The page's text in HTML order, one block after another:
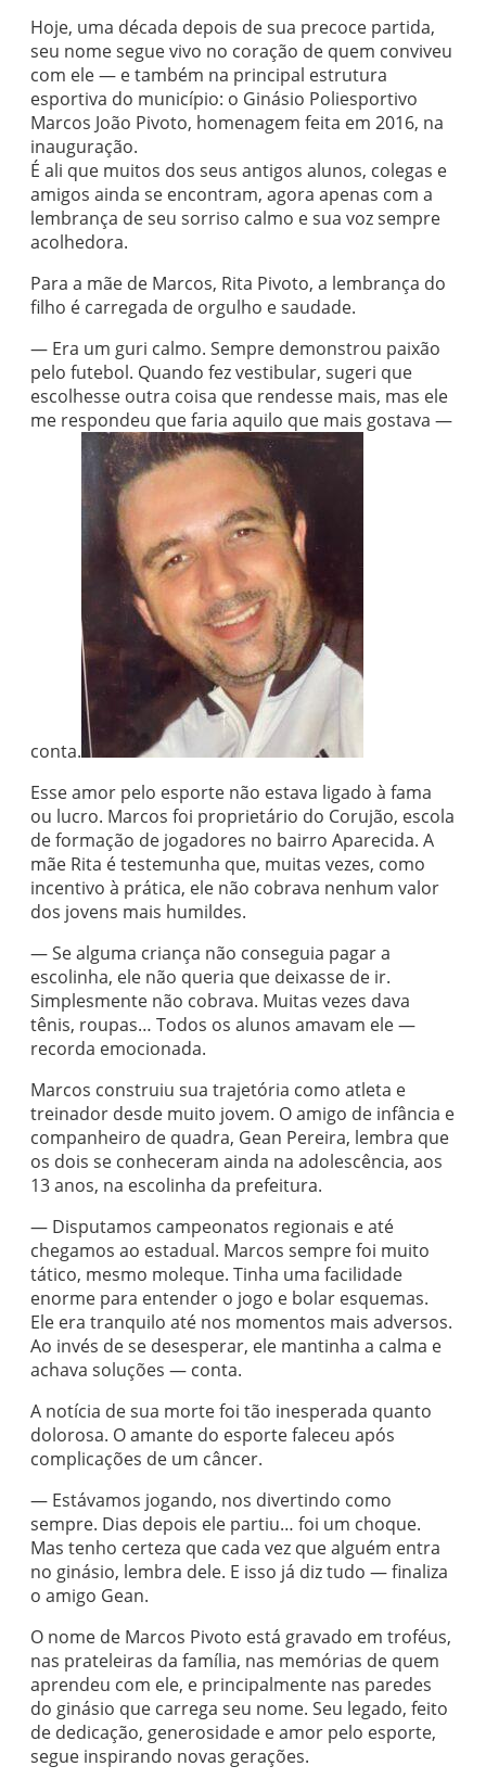
Hoje, uma década depois de sua precoce partida,
seu nome segue vivo no coração de quem conviveu
com ele — e também na principal estrutura
esportiva do município: o Ginásio Poliesportivo
Marcos João Pivoto, homenagem feita em 2016, na
inauguração.
É ali que muitos dos seus antigos alunos, colegas e
amigos ainda se encontram, agora apenas com a
lembrança de seu sorriso calmo e sua voz sempre
acolhedora.
Para a mãe de Marcos, Rita Pivoto, a lembrança do
filho é carregada de orgulho e saudade.
— Era um guri calmo. Sempre demonstrou paixão
pelo futebol. Quando fez vestibular, sugeri que
escolhesse outra coisa que rendesse mais, mas ele
me respondeu que faria aquilo que mais gostava —
conta.
Esse amor pelo esporte não estava ligado à fama
ou lucro. Marcos foi proprietário do Corujão, escola
de formação de jogadores no bairro Aparecida. A
mãe Rita é testemunha que, muitas vezes, como
incentivo à prática, ele não cobrava nenhum valor
dos jovens mais humildes.
— Se alguma criança não conseguia pagar a
escolinha, ele não queria que deixasse de ir.
Simplesmente não cobrava. Muitas vezes dava
tênis, roupas… Todos os alunos amavam ele —
recorda emocionada.
Marcos construiu sua trajetória como atleta e
treinador desde muito jovem. O amigo de infância e
companheiro de quadra, Gean Pereira, lembra que
os dois se conheceram ainda na adolescência, aos
13 anos, na escolinha da prefeitura.
— Disputamos campeonatos regionais e até
chegamos ao estadual. Marcos sempre foi muito
tático, mesmo moleque. Tinha uma facilidade
enorme para entender o jogo e bolar esquemas.
Ele era tranquilo até nos momentos mais adversos.
Ao invés de se desesperar, ele mantinha a calma e
achava soluções — conta.
A notícia de sua morte foi tão inesperada quanto
dolorosa. O amante do esporte faleceu após
complicações de um câncer.
— Estávamos jogando, nos divertindo como
sempre. Dias depois ele partiu… foi um choque.
Mas tenho certeza que cada vez que alguém entra
no ginásio, lembra dele. E isso já diz tudo — finaliza
o amigo Gean.
O nome de Marcos Pivoto está gravado em troféus,
nas prateleiras da família, nas memórias de quem
aprendeu com ele, e principalmente nas paredes
do ginásio que carrega seu nome. Seu legado, feito
de dedicação, generosidade e amor pelo esporte,
segue inspirando novas gerações.